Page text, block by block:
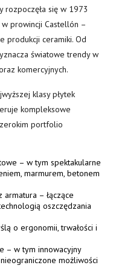
rozpoczęła się w 1973
prowincji Castellón –
produkcji ceramiki. Od
światowe trendy w
komercyjnych.
klasy płytek
kompleksowe
portfolio
– w tym spektakularne
marmurem, betonem
– łączące
oszczędzania
o ergonomii, trwałości i
– w tym innowacyjny
możliwości